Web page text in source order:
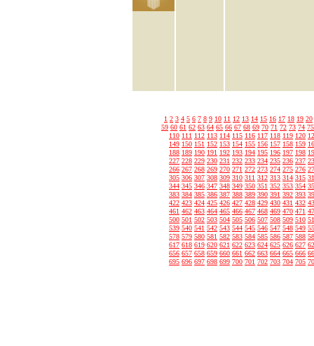
1 2 3 4 5 6 7 8 9 10 11 12 13 14 15 16 17 18 19 20
59 60 61 62 63 64 65 66 67 68 69 70 71 72 73 74 75
110 111 112 113 114 115 116 117 118 119 120
149 150 151 152 153 154 155 156 157 158 159
188 189 190 191 192 193 194 195 196 197 198
227 228 229 230 231 232 233 234 235 236 237
266 267 268 269 270 271 272 273 274 275 276
305 306 307 308 309 310 311 312 313 314 315
344 345 346 347 348 349 350 351 352 353 354
383 384 385 386 387 388 389 390 391 392 393
422 423 424 425 426 427 428 429 430 431 432
461 462 463 464 465 466 467 468 469 470 471
500 501 502 503 504 505 506 507 508 509 510
539 540 541 542 543 544 545 546 547 548 549
578 579 580 581 582 583 584 585 586 587 588
617 618 619 620 621 622 623 624 625 626 627
656 657 658 659 660 661 662 663 664 665 666
695 696 697 698 699 700 701 702 703 704 705